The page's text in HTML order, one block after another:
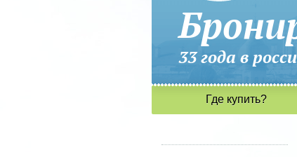
33 года в
Где купить?